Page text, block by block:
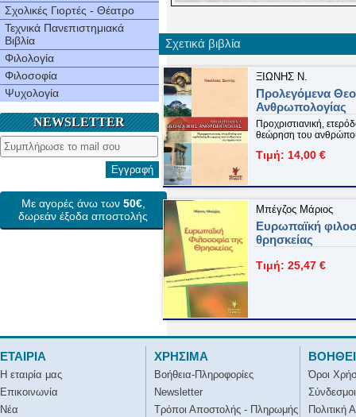
Σχολικές Γιορτές - Θέατρο
Τεχνικά Πανεπιστημιακά
Βιβλία
Φιλολογία
Φιλοσοφία
Ψυχολογία
NEWSLETTER
Εγγραφή
Με αγορές άνω των 50€
δωρεάν έξοδα αποστολής
Σχετικά βιβλία
ΞΙΩNHΣ N.
Προλεγόμενα
Ανθρωπολογίας
Προχριστιανική,
θεώρηση του
Τιμή: 14,00 €
Μπέγζος Μάριος
Ευρωπαϊκή
θρησκείας
Τιμή: 25,47 €
ΕΤΑΙΡΙΑ
Η εταιρία μας
Επικοινωνία
Νέα
ΧΡΗΣΙΜΑ
Βοήθεια-Πληροφορίες
Newsletter
Τρόποι Αποστολής - Πληρωμής
Όροι
Σύνδεσμοι
Πολιτική